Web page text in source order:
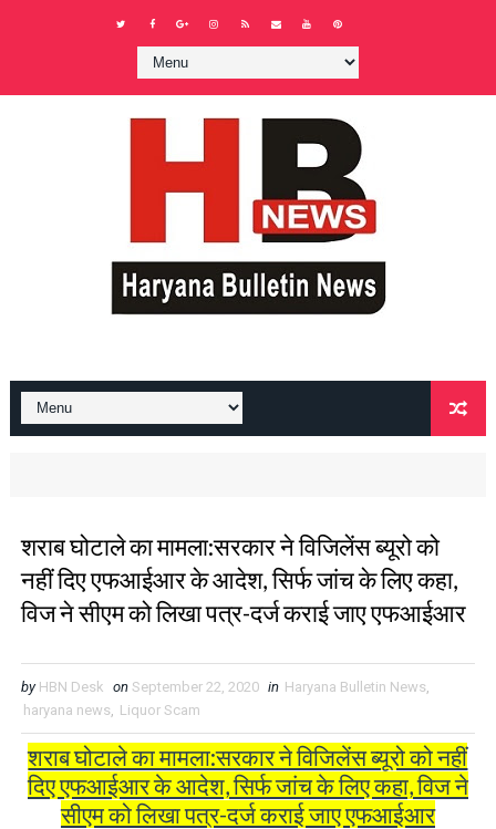
शराब घोटाले का मामला:सरकार ने विजिलेंस ब्यूरो को
नहीं दिए एफआईआर के आदेश, सिर्फ जांच के लिए कहा,
विज ने सीएम को लिखा पत्र-दर्ज कराई जाए एफआईआर
by HBN Desk on September 22, 2020 in Haryana Bulletin News,
haryana news, Liquor Scam
शराब घोटाले का मामला:सरकार ने विजिलेंस ब्यूरो को नहीं
दिए एफआईआर के आदेश, सिर्फ जांच के लिए कहा, विज ने
सीएम को लिखा पत्र-दर्ज कराई जाए एफआईआर